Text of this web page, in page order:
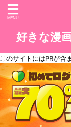
好きな漫
このサイトにはPRが含